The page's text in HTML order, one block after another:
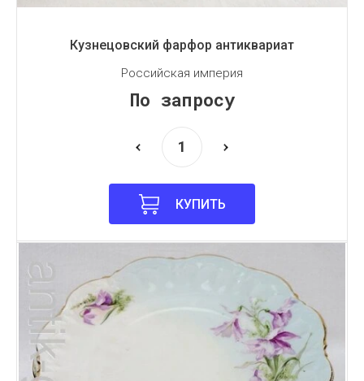
Кузнецовский фарфор антиквариат
Российская империя
По запросу
КУПИТЬ